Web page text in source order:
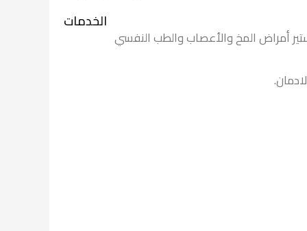
الخدمات
أمراض المخ والأعصاب والطب النفسي